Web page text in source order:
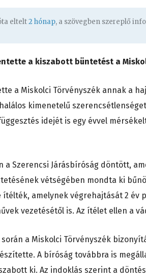
eltelt2 hónap, a szövegben szereplő
a kiszabott büntetést a
a Miskolci Törvényszék annak a
kimenetelű
idejét is egy évvel
a Szerencsi Járásbíróság döntött,
vétségében mondta ki
ítélték, amelynek végrehajtását 2
vezetésétől is. Az ítélet ellen a
a Miskolci Törvényszék
A bíróság továbbra is
ki. Az indoklás szerint a